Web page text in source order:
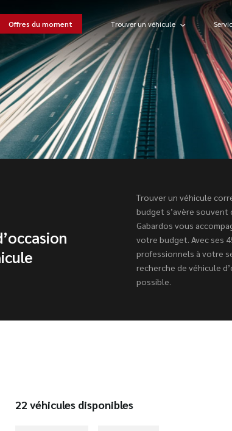
Offres du moment Trouver un véhicule
Trouver un véhicule
budget s’avère
Gabardos vous
votre budget. Avec ses
professionnels à votre
recherche de véhicule
possible.
22 véhicules disponibles